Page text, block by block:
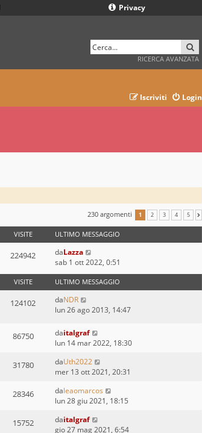
Privacy
RICERCA AVANZATA
Login
Iscriviti
230 argomenti 1 2 3 4 5
VISITE ULTIMO MESSAGGIO
224942 daLazza
sab 1 ott 2022, 0:51
VISITE ULTIMO MESSAGGIO
124102 daNDR
lun 26 ago 2013, 14:47
86750 daitalgraf
lun 14 mar 2022, 18:30
31780 daUth2022
mer 13 ott 2021, 20:31
28346 daleaomarcos
lun 28 giu 2021, 18:15
15752 daitalgraf
gio 27 mag 2021, 6:54